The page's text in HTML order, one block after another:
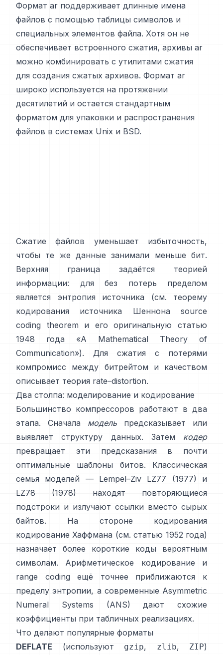
Формат ar поддерживает длинные имена
файлов с помощью таблицы символов и
специальных элементов файла. Хотя он не
обеспечивает встроенного сжатия, архивы ar
можно комбинировать с утилитами сжатия
для создания сжатых архивов. Формат ar
широко используется на протяжении
десятилетий и остается стандартным
форматом для упаковки и распространения
файлов в системах Unix и BSD.
Сжатие файлов уменьшает избыточность,
чтобы те же данные занимали меньше бит.
Верхняя граница задаётся теорией
информации: для без потерь пределом
является энтропия источника (см. теорему
кодирования источника Шеннона
source
coding theorem
и его оригинальную статью
1948 года
«A Mathematical Theory of
Communication»). Для сжатия с потерями
компромисс между битрейтом и качеством
описывает теория rate–distortion.
Два столпа: моделирование и кодирование
Большинство компрессоров работают в два
этапа. Сначала модель предсказывает или
выявляет структуру данных. Затем кодер
превращает эти предсказания в почти
оптимальные шаблоны битов. Классическая
семья моделей — Lempel–Ziv LZ77 (1977)
и
LZ78 (1978) находят повторяющиеся
подстроки и излучают ссылки вместо сырых
байтов. На стороне кодирования
кодирование Хаффмана (см. статью 1952 года)
назначает более короткие коды вероятным
символам.
Арифметическое кодирование
и
range coding
ещё точнее приближаются к
пределу энтропии, а современные Asymmetric
Numeral Systems (ANS)
дают схожие
коэффициенты при табличных реализациях.
Что делают популярные форматы
DEFLATE (используют gzip, zlib, ZIP)